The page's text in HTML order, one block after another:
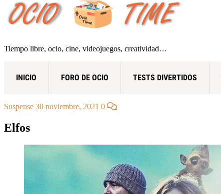
Tiempo libre, ocio, cine, videojuegos, creatividad…
INICIO FORO DE OCIO TESTS DIVERTIDOS
Suspense 30 noviembre, 2021 0
Elfos